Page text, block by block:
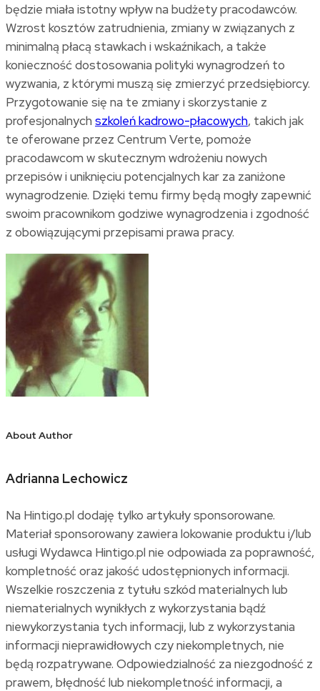
będzie miała istotny wpływ na budżety pracodawców.
Wzrost kosztów zatrudnienia, zmiany w związanych z
minimalną płacą stawkach i wskaźnikach, a także
konieczność dostosowania polityki wynagrodzeń to
wyzwania, z którymi muszą się zmierzyć przedsiębiorcy.
Przygotowanie się na te zmiany i skorzystanie z
profesjonalnych szkoleń kadrowo-płacowych, takich jak
te oferowane przez Centrum Verte, pomoże
pracodawcom w skutecznym wdrożeniu nowych
przepisów i uniknięciu potencjalnych kar za zaniżone
wynagrodzenie. Dzięki temu firmy będą mogły zapewnić
swoim pracownikom godziwe wynagrodzenia i zgodność
z obowiązującymi przepisami prawa pracy.
About Author
Adrianna Lechowicz
Na Hintigo.pl dodaję tylko artykuły sponsorowane.
Materiał sponsorowany zawiera lokowanie produktu i/lub
usługi Wydawca Hintigo.pl nie odpowiada za poprawność,
kompletność oraz jakość udostępnionych informacji.
Wszelkie roszczenia z tytułu szkód materialnych lub
niematerialnych wynikłych z wykorzystania bądź
niewykorzystania tych informacji, lub z wykorzystania
informacji nieprawidłowych czy niekompletnych, nie
będą rozpatrywane. Odpowiedzialność za niezgodność z
prawem, błędność lub niekompletność informacji, a